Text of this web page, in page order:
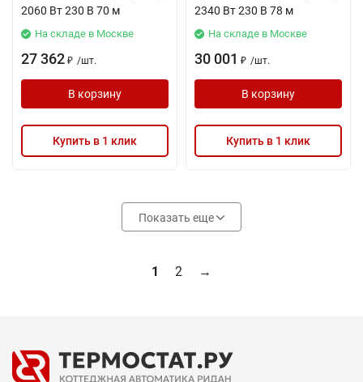
2060 Вт 230 В 70 м
На складе в Москве
27 362 ₽ /шт.
В корзину
Купить в 1 клик
2340 Вт 230 В 78 м
На складе в Москве
30 001 ₽ /шт.
В корзину
Купить в 1 клик
Показать еще
1 2 →